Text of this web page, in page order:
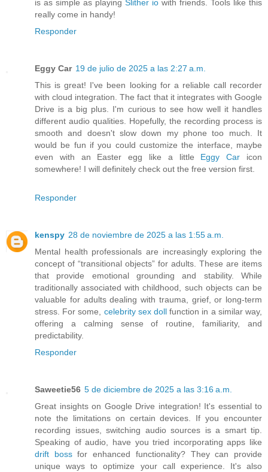
is as simple as playing Slither io with friends. Tools like this
really come in handy!
Responder
Eggy Car 19 de julio de 2025 a las 2:27 a.m.
This is great! I've been looking for a reliable call recorder
with cloud integration. The fact that it integrates with Google
Drive is a big plus. I'm curious to see how well it handles
different audio qualities. Hopefully, the recording process is
smooth and doesn't slow down my phone too much. It
would be fun if you could customize the interface, maybe
even with an Easter egg like a little Eggy Car icon
somewhere! I will definitely check out the free version first.
Responder
kenspy 28 de noviembre de 2025 a las 1:55 a.m.
Mental health professionals are increasingly exploring the
concept of “transitional objects” for adults. These are items
that provide emotional grounding and stability. While
traditionally associated with childhood, such objects can be
valuable for adults dealing with trauma, grief, or long-term
stress. For some, celebrity sex doll function in a similar way,
offering a calming sense of routine, familiarity, and
predictability.
Responder
Saweetie56 5 de diciembre de 2025 a las 3:16 a.m.
Great insights on Google Drive integration! It's essential to
note the limitations on certain devices. If you encounter
recording issues, switching audio sources is a smart tip.
Speaking of audio, have you tried incorporating apps like
drift bossfor enhanced functionality? They can provide
unique ways to optimize your call experience. It's also